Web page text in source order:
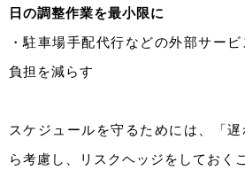
日の調整作業を最小限に
・駐車場手配代行などの外部サー
負担を減らす
スケジュールを守るためには、「
ら考慮し、リスクヘッジをしておく